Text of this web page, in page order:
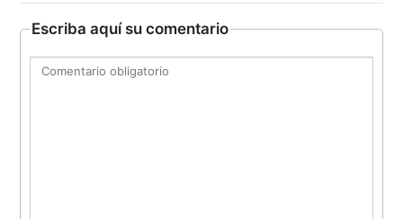
Escriba aquí su comentario